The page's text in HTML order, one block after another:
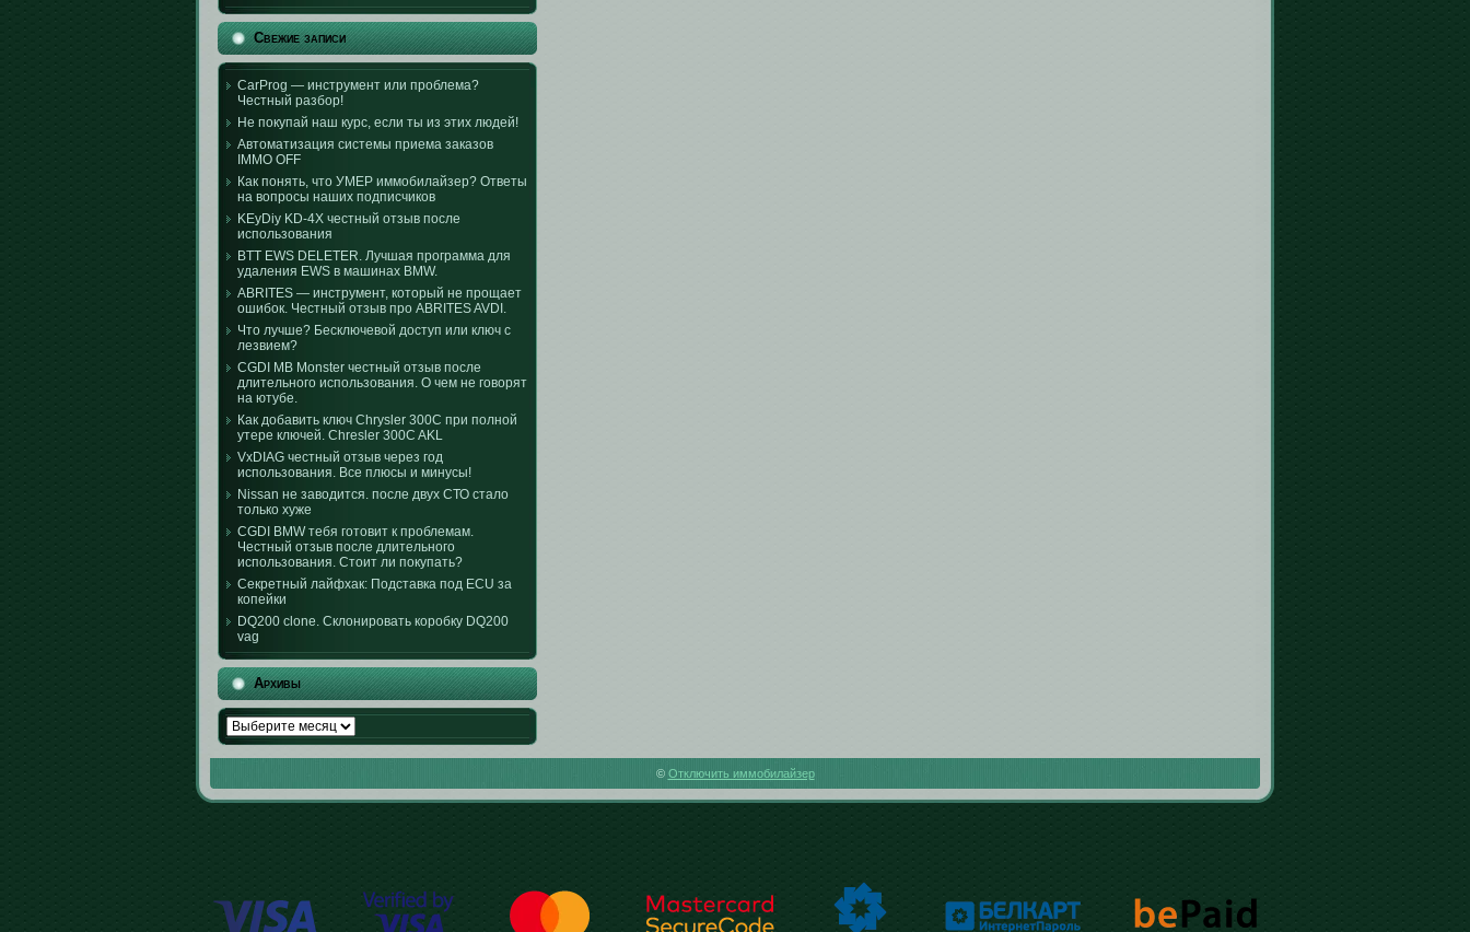
Свежие записи
CarProg — инструмент или проблема?
Честный разбор!
Не покупай наш курс, если ты из этих людей!
Автоматизация системы приема заказов
IMMO OFF
Как понять, что УМЕР иммобилайзер? Ответы
на вопросы наших подписчиков
KEyDiy KD-4X честный отзыв после
использования
BTT EWS DELETER. Лучшая программа для
удаления EWS в машинах BMW.
ABRITES — инструмент, который не прощает
ошибок. Честный отзыв про ABRITES AVDI.
Что лучше? Бесключевой доступ или ключ с
лезвием?
CGDI MB Monster честный отзыв после
длительного использования. О чем не говорят
на ютубе.
Как добавить ключ Chrysler 300C при полной
утере ключей. Chresler 300C AKL
VxDIAG честный отзыв через год
использования. Все плюсы и минусы!
Nissan не заводится. после двух СТО стало
только хуже
CGDI BMW тебя готовит к проблемам.
Честный отзыв после длительного
использования. Стоит ли покупать?
Секретный лайфхак: Подставка под ECU за
копейки
DQ200 clone. Склонировать коробку DQ200
vag
Архивы
Архивы
© Отключить иммобилайзер